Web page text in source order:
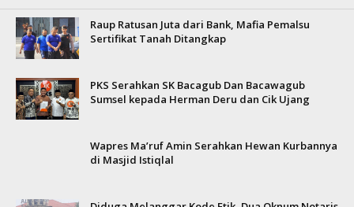
Raup Ratusan Juta dari Bank, Mafia Pemalsu
Sertifikat Tanah Ditangkap
PKS Serahkan SK Bacagub Dan Bacawagub
Sumsel kepada Herman Deru dan Cik Ujang
Wapres Ma’ruf Amin Serahkan Hewan Kurbannya
di Masjid Istiqlal